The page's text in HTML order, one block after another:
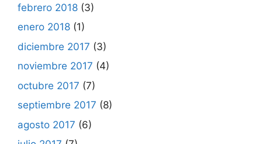
febrero 2018 (3)
enero 2018 (1)
diciembre 2017 (3)
noviembre 2017 (4)
octubre 2017 (7)
septiembre 2017 (8)
agosto 2017 (6)